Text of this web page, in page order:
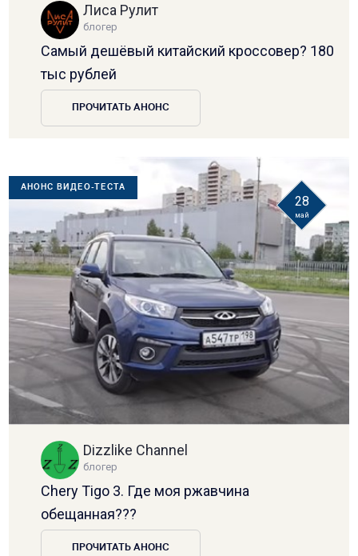
Лиса Рулит
блогер
Самый дешёвый китайский кроссовер? 180
тыс рублей
ПРОЧИТАТЬ АНОНС
АНОНС ВИДЕО-ТЕСТА
28
май
Dizzlike Channel
блогер
Chery Tigo 3. Где моя ржавчина
обещанная???
ПРОЧИТАТЬ АНОНС